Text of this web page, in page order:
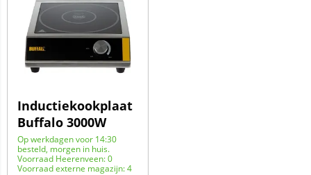
Inductiekookplaat
Buffalo 3000W
Op werkdagen voor 14:30
besteld, morgen in huis.
Voorraad Heerenveen: 0
Voorraad externe magazijn: 4